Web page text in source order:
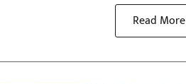
Read More